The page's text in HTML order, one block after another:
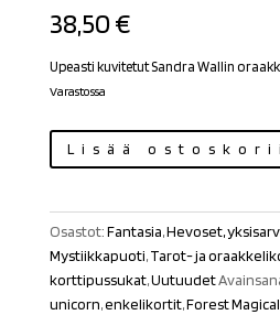
38,50€
Upeasti kuvitetut Sandra Wallin
Varastossa
The
of
Horses
määrä
Lisää
Osastot:Fantasia,Hevoset,
Mystiikkapuoti,Tarot- ja
korttipussukat,Uutuudet
unicorn,enkelikortit,Forest